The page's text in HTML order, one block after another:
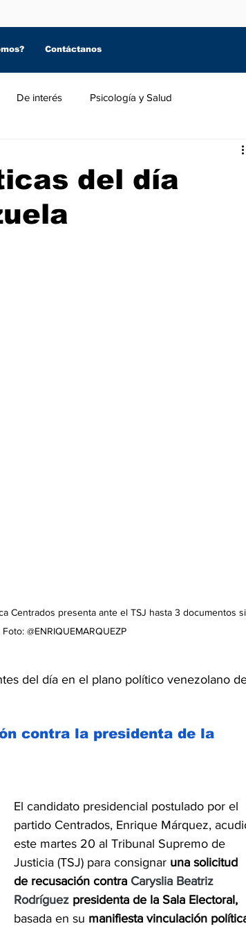
Contáctanos
De interés Psicología y Salud
del día
Centrados presenta ante el TSJ hasta 3 documentos
@ENRIQUEMARQUEZP
del día en el plano político venezolano
contra la presidenta de la
El candidato presidencial postulado por el
partido Centrados, Enrique Márquez,
este martes 20 al Tribunal Supremo de
Justicia (TSJ) para consignar una solicitud
de recusación contra Caryslia Beatriz
Rodríguez presidenta de la Sala Electoral,
basada en su manifiesta vinculación